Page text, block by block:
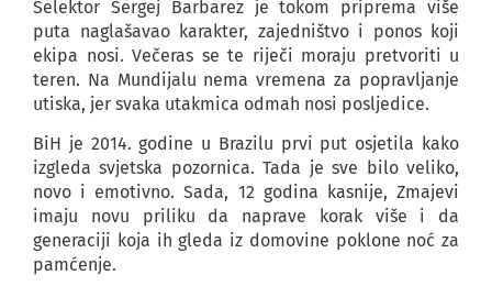
Selektor Sergej Barbarez je tokom priprema više
puta naglašavao karakter, zajedništvo i ponos koji
ekipa nosi. Večeras se te riječi moraju pretvoriti u
teren. Na Mundijalu nema vremena za popravljanje
utiska, jer svaka utakmica odmah nosi posljedice.
BiH je 2014. godine u Brazilu prvi put osjetila kako
izgleda svjetska pozornica. Tada je sve bilo veliko,
novo i emotivno. Sada, 12 godina kasnije, Zmajevi
imaju novu priliku da naprave korak više i da
generaciji koja ih gleda iz domovine poklone noć za
pamćenje.